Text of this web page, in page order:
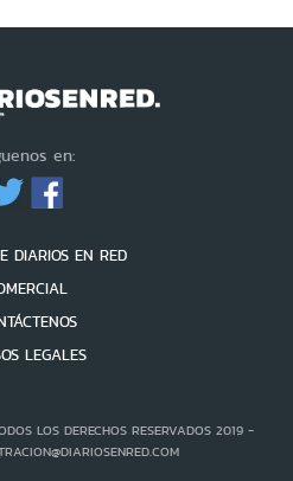
en:
DIARIOS EN RED
LEGALES
LOS DERECHOS RESERVADOS 2019 -